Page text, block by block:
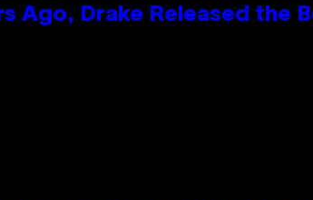
Ago, Drake Released the